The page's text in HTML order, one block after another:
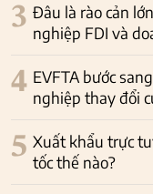
3 Đâu là rào cản
nghiệp FDI và
4 EVFTA bước
nghiệp thay đổi
5 Xuất khẩu trực
tốc thế nào?